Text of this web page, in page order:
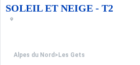
SOLEIL ET NEIGE - T2
Alpes du Nord > Les Gets